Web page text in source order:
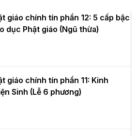
ngày tu tập thứ
Phật pháp mùa
suy cử làm tân
tỉnh Nghệ An
giáo chính tín phần 12: 5 cấp bậc
dục Phật giáo (Ngũ thừa)
giáo chính tín phần 11: Kinh
Sinh (Lễ 6 phương)